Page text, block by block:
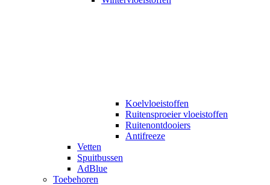
Koelvloeistoffen
Ruitensproeier vloeistoffen
Ruitenontdooiers
Antifreeze
Vetten
Spuitbussen
AdBlue
Toebehoren